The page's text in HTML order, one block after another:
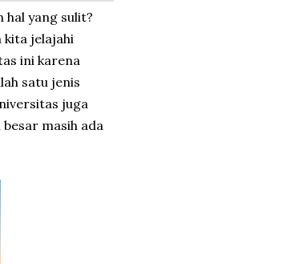
hal yang sulit?
kita jelajahi
ini karena
satu jenis
juga
masih ada